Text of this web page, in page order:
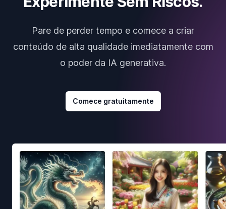
Pare de perder tempo e comece a criar
conteúdo de alta qualidade imediatamente com
o poder da IA generativa.
Comece gratuitamente